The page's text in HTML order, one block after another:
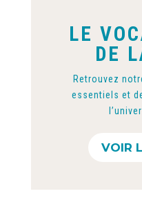
LE
DE
Retrouvez
essentiels et
VOIR